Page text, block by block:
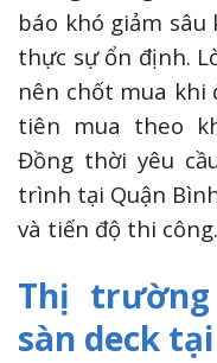
báo khó giảm sâu
thực sự ổn định.
nên chốt mua khi
tiên mua theo
Đồng thời yêu
trình tại Quận
và tiến độ thi công.
Thị
sàn deck